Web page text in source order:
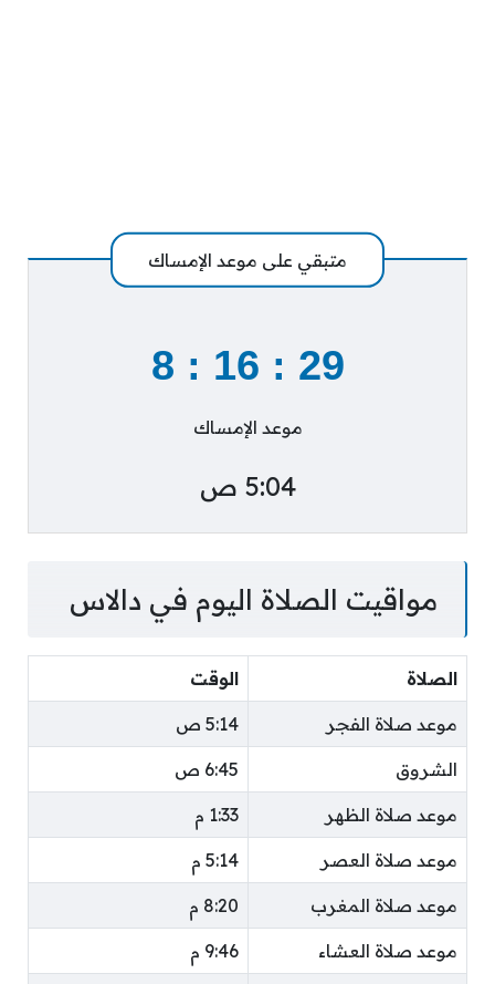
متبقي على موعد الإمساك
28
:
16
:
8
موعد الإمساك
5:04 ص
مواقيت الصلاة اليوم في دالاس
الصلاة الوقت
موعد صلاة الفجر 5:14 ص
الشروق 6:45 ص
موعد صلاة الظهر 1:33 م
موعد صلاة العصر 5:14 م
موعد صلاة المغرب 8:20 م
موعد صلاة العشاء 9:46 م